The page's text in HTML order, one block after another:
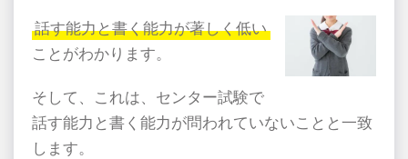
話す能力と書く能力が著しく低い
ことがわかります。
そして、これは、センター試験で
話す能力と書く能力が問われていないことと一致
します。